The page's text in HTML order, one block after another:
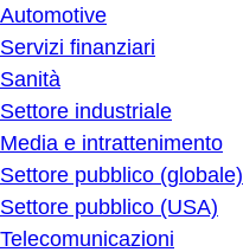
Automotive
Servizi finanziari
Sanità
Settore industriale
Media e intrattenimento
Settore pubblico (globale)
Settore pubblico (USA)
Telecomunicazioni